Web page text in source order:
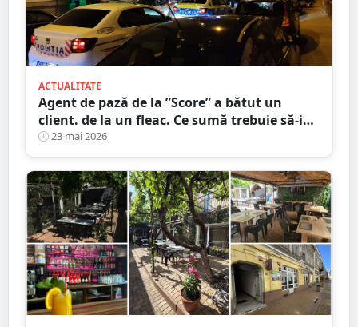
ACTUALITATE
Agent de pază de la ”Score” a bătut un
client. de la un fleac. Ce sumă trebuie să-i
plătească victimei
23 mai 2026